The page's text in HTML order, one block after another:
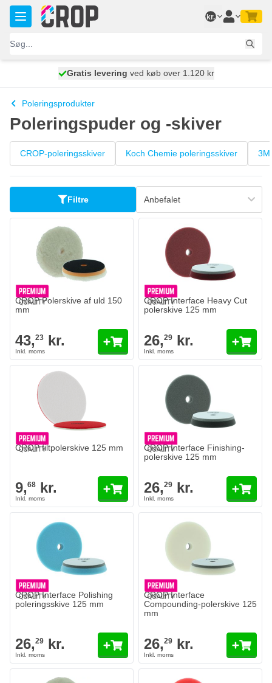
Skip to Content
kr.
vi sender i dag
Gratis levering ved køb over 1.120 kr
100 dage
Poleringsprodukter
Poleringspuder og -skiver
CROP-poleringsskiver Koch Chemie poleringsskiver 3M
Filtre
CROP Polerskive af uld 150
mm
43,23 kr.
CROP Interface Heavy Cut
polerskive 125 mm
26,29 kr.
CROP filtpolerskive 125 mm
9,68 kr.
CROP Interface Finishing-
polerskive 125 mm
26,29 kr.
CROP Interface Polishing
poleringsskive 125 mm
26,29 kr.
CROP Interface
Compounding-polerskive 125
mm
26,29 kr.